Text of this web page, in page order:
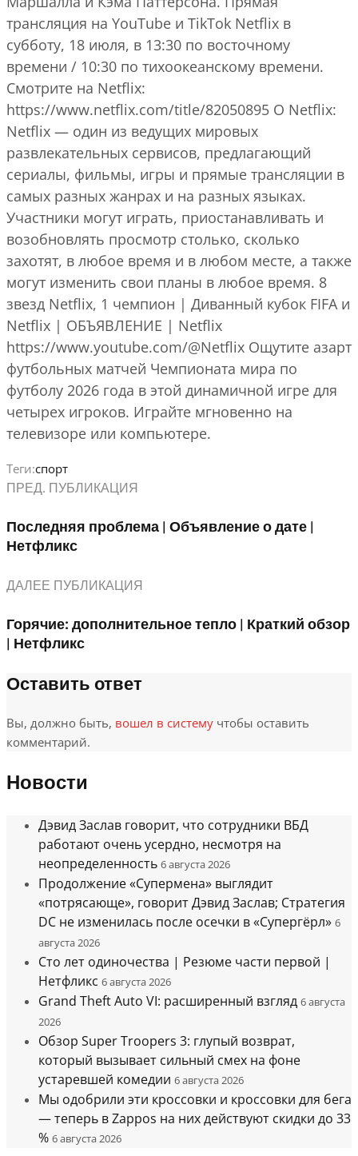
трансляция на YouTube и TikTok Netflix в
субботу, 18 июля, в 13:30 по восточному
времени / 10:30 по тихоокеанскому времени.
Смотрите на Netflix:
https://www.netflix.com/title/82050895 О Netflix:
Netflix — один из ведущих мировых
развлекательных сервисов, предлагающий
сериалы, фильмы, игры и прямые трансляции в
самых разных жанрах и на разных языках.
Участники могут играть, приостанавливать и
возобновлять просмотр столько, сколько
захотят, в любое время и в любом месте, а также
могут изменить свои планы в любое время. 8
звезд Netflix, 1 чемпион | Диванный кубок FIFA и
Netflix | ОБЪЯВЛЕНИЕ | Netflix
https://www.youtube.com/@Netflix Ощутите азарт
футбольных матчей Чемпионата мира по
футболу 2026 года в этой динамичной игре для
четырех игроков. Играйте мгновенно на
телевизоре или компьютере.
Теги:спорт
ПРЕД. ПУБЛИКАЦИЯ
Последняя проблема | Объявление о дате |
Нетфликс
ДАЛЕЕ ПУБЛИКАЦИЯ
Горячие: дополнительное тепло | Краткий обзор
| Нетфликс
Оставить ответ
Вы, должно быть, вошел в систему чтобы оставить
комментарий.
Новости
Дэвид Заслав говорит, что сотрудники ВБД
работают очень усердно, несмотря на
неопределенность 6 августа 2026
Продолжение «Супермена» выглядит
«потрясающе», говорит Дэвид Заслав; Стратегия
DC не изменилась после осечки в «Супергёрл» 6
августа 2026
Сто лет одиночества | Резюме части первой |
Нетфликс 6 августа 2026
Grand Theft Auto VI: расширенный взгляд 6 августа
2026
Обзор Super Troopers 3: глупый возврат,
который вызывает сильный смех на фоне
устаревшей комедии 6 августа 2026
Мы одобрили эти кроссовки и кроссовки для бега
— теперь в Zappos на них действуют скидки до 33
% 6 августа 2026